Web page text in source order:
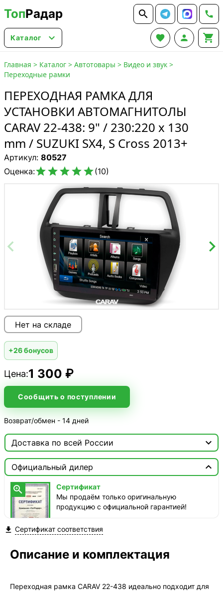
ТопРадар  
Каталог    
Главная > Каталог > Автотовары > Видео и звук >
Переходные рамки
ПЕРЕХОДНАЯ РАМКА ДЛЯ
УСТАНОВКИ АВТОМАГНИТОЛЫ
CARAV 22-438: 9" / 230:220 x 130
mm / SUZUKI SX4, S Cross 2013+
Артикул: 80527
Оценка:(10)
Нет на складе
+26 бонусов
Цена:1 300 ₽
Сообщить о поступлении
Возврат/обмен - 14 дней
Доставка по всей России 
 Москва
Доставка этого товара недоступна
Официальный дилер


Сертификат
Мы продаём только оригинальную
продукцию с официальной гарантией!
 Сертификат соответствия
Описание и комплектация
Переходная рамка CARAV 22-438 идеально подходит для